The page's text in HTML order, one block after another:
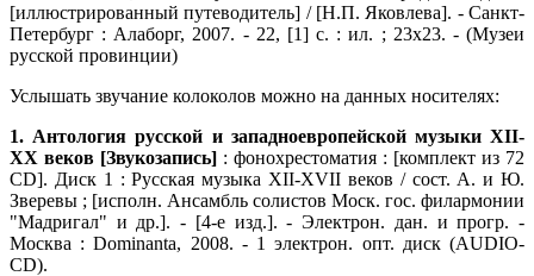
[иллюстрированный путеводитель] / [Н.П. Яковлева]. - Санкт-
Петербург : Алаборг, 2007. - 22, [1] с. : ил. ; 23х23. - (Музеи
русской провинции)
Услышать звучание колоколов можно на данных носителях:
1. Антология русской и западноевропейской музыки XII-
XX веков [Звукозапись] : фонохрестоматия : [комплект из 72
CD]. Диск 1 : Русская музыка XII-XVII веков / сост. А. и Ю.
Зверевы ; [исполн. Ансамбль солистов Моск. гос. филармонии
"Мадригал" и др.]. - [4-е изд.]. - Электрон. дан. и прогр. -
Москва : Dominanta, 2008. - 1 электрон. опт. диск (AUDIO-
CD).